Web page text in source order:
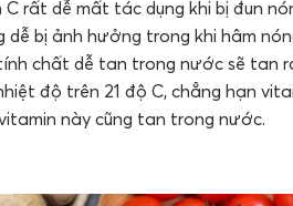
rất dễ mất tác dụng khi bị đun
dễ bị ảnh hưởng trong khi hâm
chất dễ tan trong nước sẽ tan
độ trên 21 độ C, chẳng hạn
này cũng tan trong nước.